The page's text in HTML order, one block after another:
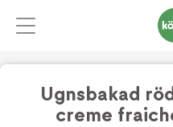
Ugnsbakad
creme